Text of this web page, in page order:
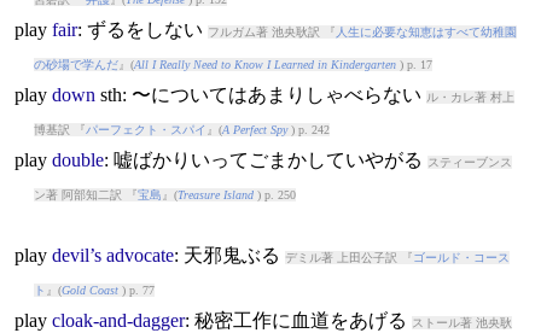
play fair: ずるをしない フルガム著 池央耿訳 『 人生に必要な知恵はすべて幼稚園
の砂場で学んだ』(All I Really Need to Know I Learned in Kindergarten) p. 17
play downsth: 〜についてはあまりしゃべらない ル・カレ著 村上
博基訳 『パーフェクト・スパイ 』(A Perfect Spy) p. 242
play double: 嘘ばかりいってごまかしていやがる スティーブンス
ン著 阿部知二訳 『宝島 』(Treasure Island) p. 250
play devil’s advocate: 天邪鬼ぶる デミル著 上田公子訳 『 ゴールド・コース
ト 』(Gold Coast) p. 77
play cloak-and-dagger: 秘密工作に血道をあげる ストール著 池央耿